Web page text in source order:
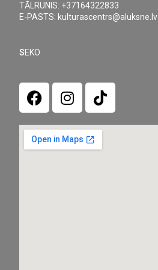
TĀLRUNIS: +37164322833
E-PASTS: kulturascentrs@aluksne.lv
SEKO